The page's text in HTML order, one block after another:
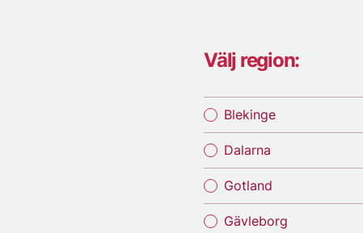
Välj region:
Blekinge
Dalarna
Gotland
Gävleborg